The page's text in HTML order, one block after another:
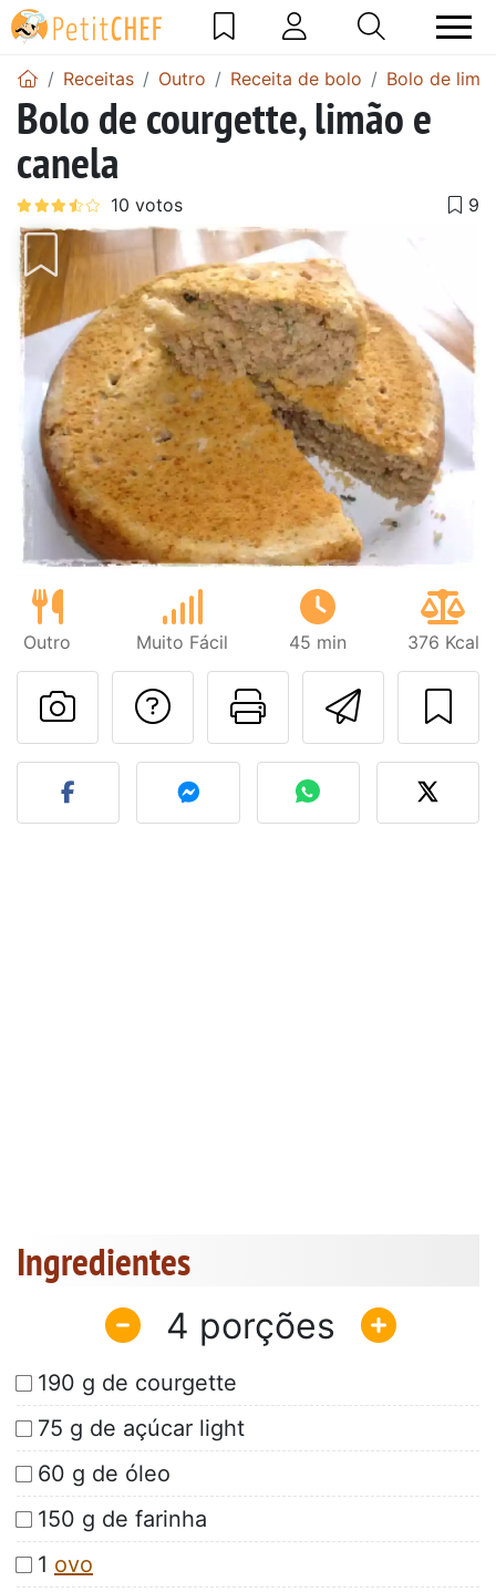
Receitas Outro Receita de bolo Bolo de
Bolo de courgette, limão e
canela
Outro Muito Fácil 45 min 376 Kcal
Imprima
Falar com o autor
Fez esta receita?
Ingredientes
4
190 g de courgette
75 g de açúcar light
60 g de óleo
150 g de farinha
1 ovo